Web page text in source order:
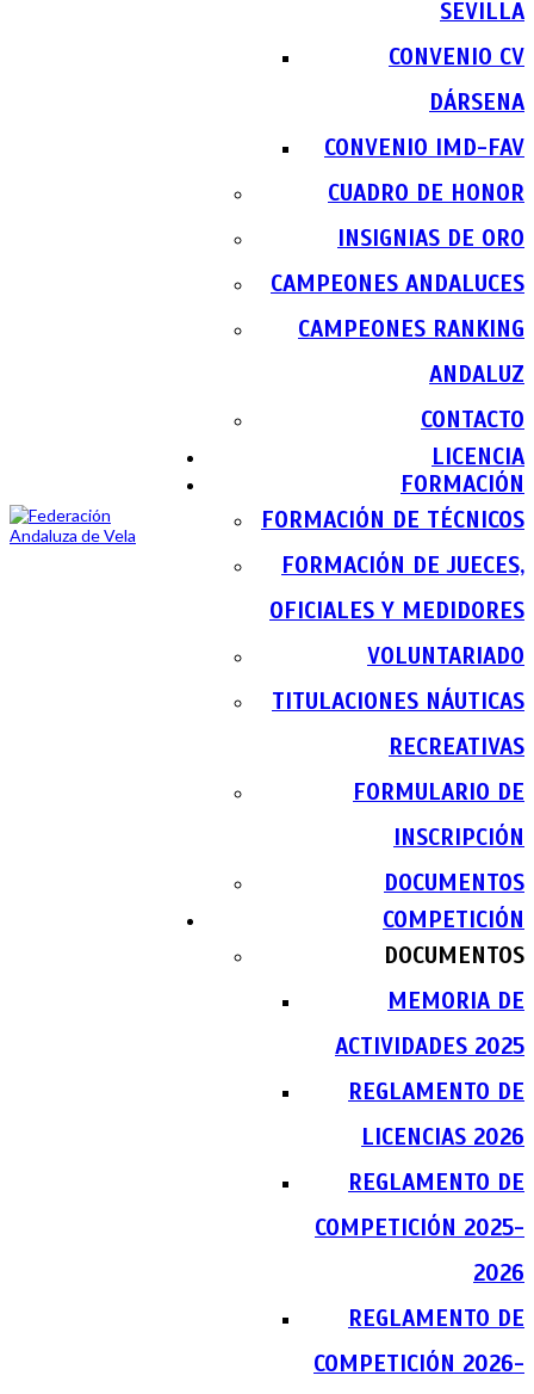
SEVILLA
CONVENIO CV
DÁRSENA
CONVENIO IMD-FAV
CUADRO DE HONOR
INSIGNIAS DE ORO
CAMPEONES ANDALUCES
CAMPEONES RANKING
ANDALUZ
CONTACTO
LICENCIA
FORMACIÓN
FORMACIÓN DE TÉCNICOS
FORMACIÓN DE JUECES,
OFICIALES Y MEDIDORES
VOLUNTARIADO
TITULACIONES NÁUTICAS
RECREATIVAS
FORMULARIO DE
INSCRIPCIÓN
DOCUMENTOS
COMPETICIÓN
DOCUMENTOS
MEMORIA DE
ACTIVIDADES 2025
REGLAMENTO DE
LICENCIAS 2026
REGLAMENTO DE
COMPETICIÓN 2025-
2026
REGLAMENTO DE
COMPETICIÓN 2026-